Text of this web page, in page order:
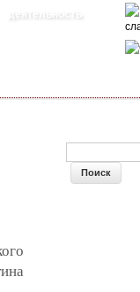
деятельность
ФОРМА